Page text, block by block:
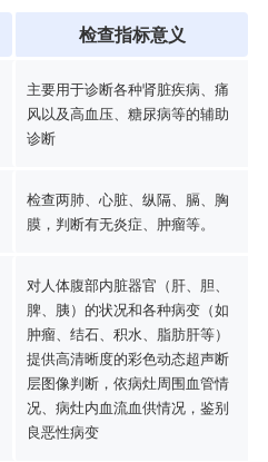
检查指标意义
主要用于诊断各种肾脏疾病、痛
风以及高血压、糖尿病等的辅助
诊断
检查两肺、心脏、纵隔、膈、胸
膜，判断有无炎症、肿瘤等。
对人体腹部内脏器官（肝、胆、
脾、胰）的状况和各种病变（如
肿瘤、结石、积水、脂肪肝等）
提供高清晰度的彩色动态超声断
层图像判断，依病灶周围血管情
况、病灶内血流血供情况，鉴别
良恶性病变